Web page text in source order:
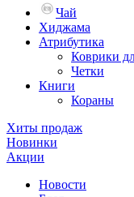
Чай
Хиджама
Атрибутика
Коврики
Четки
Книги
Кораны
Хиты продаж
Новинки
Акции
Новости